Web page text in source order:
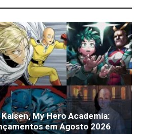
My Hero Academia:
em Agosto 2026